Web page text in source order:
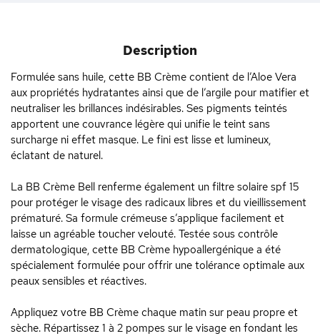
Description
Formulée sans huile, cette BB Crème contient de l’Aloe Vera
aux propriétés hydratantes ainsi que de l’argile pour matifier et
neutraliser les brillances indésirables. Ses pigments teintés
apportent une couvrance légère qui unifie le teint sans
surcharge ni effet masque. Le fini est lisse et lumineux,
éclatant de naturel.
La BB Crème Bell renferme également un filtre solaire spf 15
pour protéger le visage des radicaux libres et du vieillissement
prématuré. Sa formule crémeuse s’applique facilement et
laisse un agréable toucher velouté. Testée sous contrôle
dermatologique, cette BB Crème hypoallergénique a été
spécialement formulée pour offrir une tolérance optimale aux
peaux sensibles et réactives.
Appliquez votre BB Crème chaque matin sur peau propre et
sèche. Répartissez 1 à 2 pompes sur le visage en fondant les